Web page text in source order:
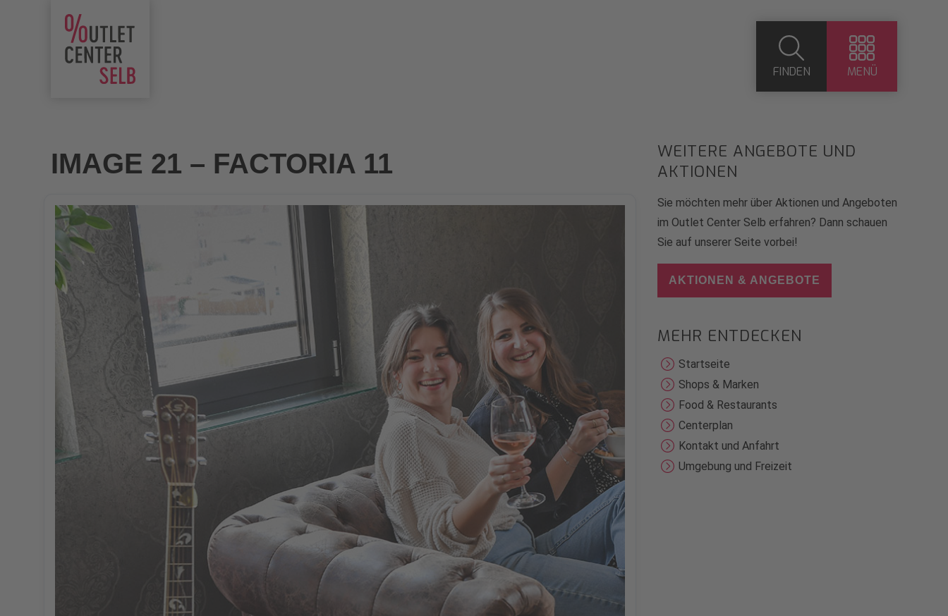
FINDEN MENÜ
IMAGE 21 – FACTORIA 11
WEITERE ANGEBOTE UND
AKTIONEN
Sie möchten mehr über Aktionen und Angeboten
im Outlet Center Selb erfahren? Dann schauen
Sie auf unserer Seite vorbei!
AKTIONEN & ANGEBOTE
MEHR ENTDECKEN
Startseite
Shops & Marken
Food & Restaurants
Centerplan
Kontakt und Anfahrt
Umgebung und Freizeit